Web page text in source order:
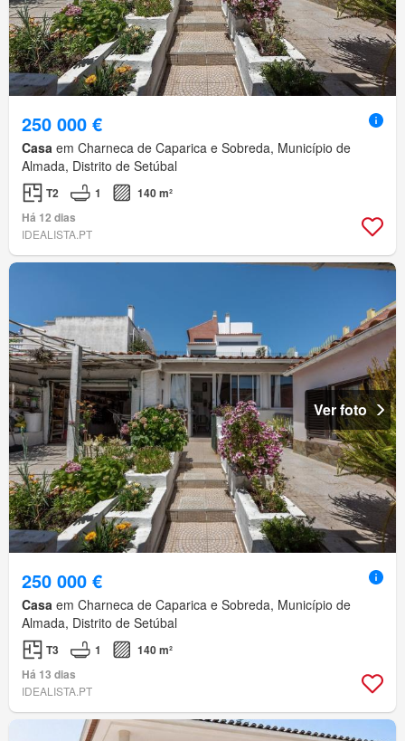
250 000 €
Casa em Charneca de Caparica e Sobreda, Município de
Almada, Distrito de Setúbal
T2 1
140 m²
Há 12 dias
IDEALISTA.PT
Ver foto
250 000 €
Casa em Charneca de Caparica e Sobreda, Município de
Almada, Distrito de Setúbal
T3 1
140 m²
Há 13 dias
IDEALISTA.PT